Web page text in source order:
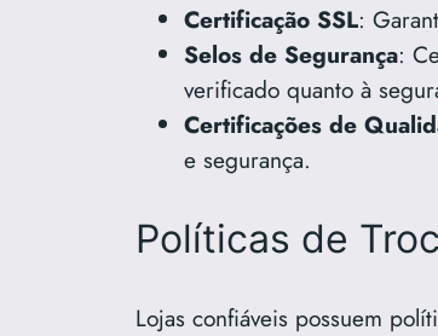
Certificação SSL:
Selos de Segurança:
verificado quanto à
Certificações de
e segurança.
Políticas de
Lojas confiáveis possuem